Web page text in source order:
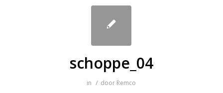
schoppe_04
in / door Remco